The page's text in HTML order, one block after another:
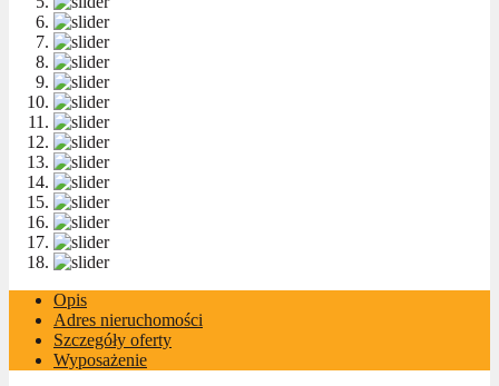
Opis
Adres nieruchomości
Szczegóły oferty
Wyposażenie